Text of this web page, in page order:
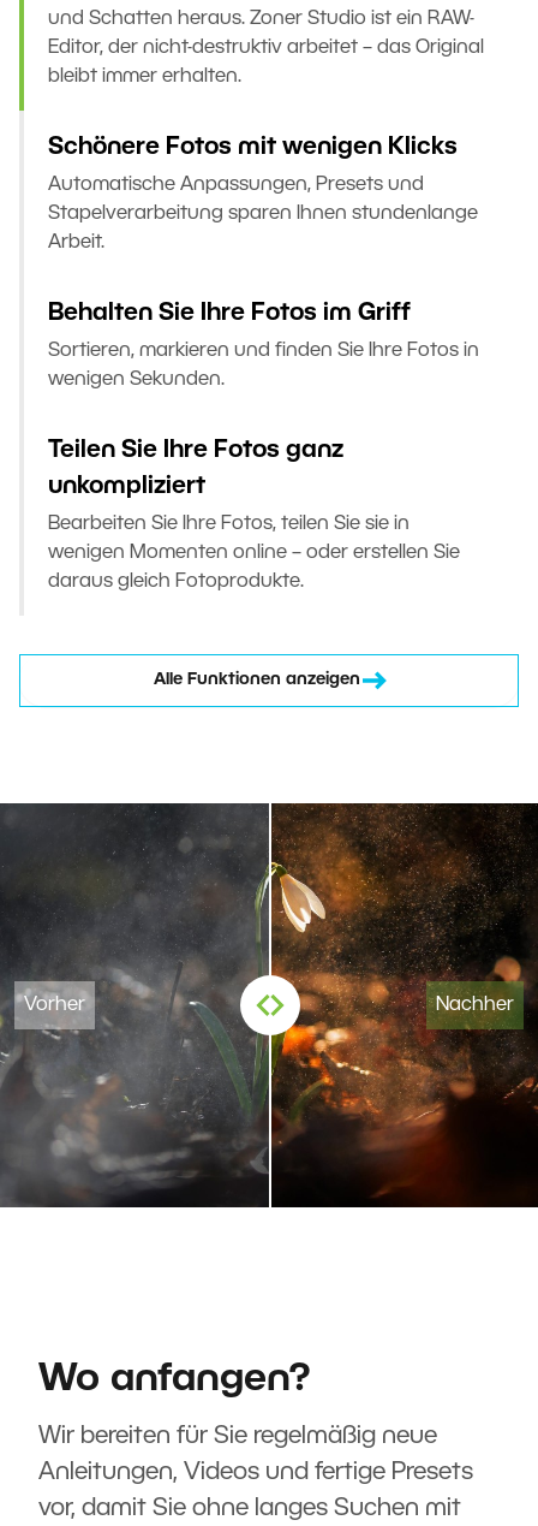
und Schatten heraus. Zoner Studio ist ein RAW-
Editor, der nicht-destruktiv arbeitet – das Original
bleibt immer erhalten.
Schönere Fotos mit wenigen Klicks
Automatische Anpassungen, Presets und
Stapelverarbeitung sparen Ihnen stundenlange
Arbeit.
Behalten Sie Ihre Fotos im Griff
Sortieren, markieren und finden Sie Ihre Fotos in
wenigen Sekunden.
Teilen Sie Ihre Fotos ganz
unkompliziert
Bearbeiten Sie Ihre Fotos, teilen Sie sie in
wenigen Momenten online – oder erstellen Sie
daraus gleich Fotoprodukte.
Alle Funktionen anzeigen
Wo anfangen?
Wir bereiten für Sie regelmäßig neue
Anleitungen, Videos und fertige Presets
vor, damit Sie ohne langes Suchen mit